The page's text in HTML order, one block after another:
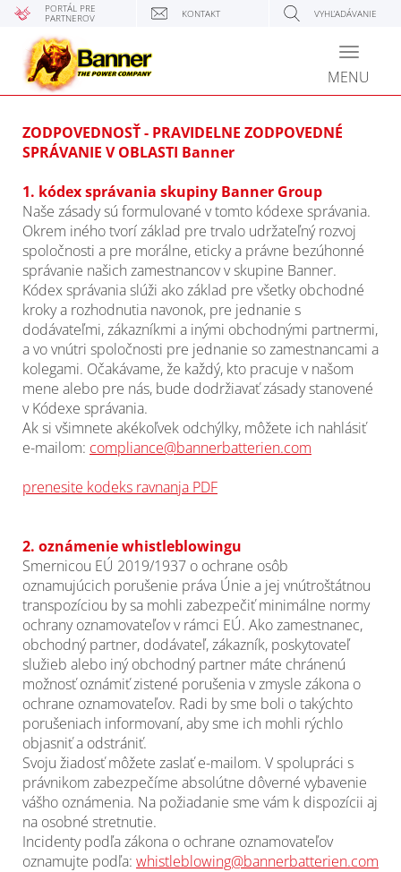
PORTÁL PRE
PARTNEROV KONTAKT VYHĽADÁVANIE
Toggle
MENU
ZODPOVEDNOSŤ - PRAVIDELNE ZODPOVEDNÉ
SPRÁVANIE V OBLASTI Banner
1. kódex správania skupiny Banner Group
Naše zásady sú formulované v tomto kódexe správania.
Okrem iného tvorí základ pre trvalo udržateľný rozvoj
spoločnosti a pre morálne, eticky a právne bezúhonné
správanie našich zamestnancov v skupine Banner.
Kódex správania slúži ako základ pre všetky obchodné
kroky a rozhodnutia navonok, pre jednanie s
dodávateľmi, zákazníkmi a inými obchodnými partnermi,
a vo vnútri spoločnosti pre jednanie so zamestnancami a
kolegami. Očakávame, že každý, kto pracuje v našom
mene alebo pre nás, bude dodržiavať zásady stanovené
v Kódexe správania.
Ak si všimnete akékoľvek odchýlky, môžete ich nahlásiť
e-mailom: compliance@bannerbatterien.com
prenesite kodeks ravnanja PDF
2. oznámenie whistleblowingu
Smernicou EÚ 2019/1937 o ochrane osôb
oznamujúcich porušenie práva Únie a jej vnútroštátnou
transpozíciou by sa mohli zabezpečiť minimálne normy
ochrany oznamovateľov v rámci EÚ. Ako zamestnanec,
obchodný partner, dodávateľ, zákazník, poskytovateľ
služieb alebo iný obchodný partner máte chránenú
možnosť oznámiť zistené porušenia v zmysle zákona o
ochrane oznamovateľov. Radi by sme boli o takýchto
porušeniach informovaní, aby sme ich mohli rýchlo
objasniť a odstrániť.
Svoju žiadosť môžete zaslať e-mailom. V spolupráci s
právnikom zabezpečíme absolútne dôverné vybavenie
vášho oznámenia. Na požiadanie sme vám k dispozícii aj
na osobné stretnutie.
Incidenty podľa zákona o ochrane oznamovateľov
oznamujte podľa: whistleblowing@bannerbatterien.com